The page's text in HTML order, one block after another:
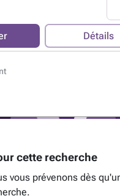
Détails
cette recherche
vous prévenons dès